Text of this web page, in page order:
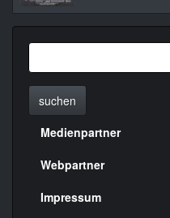
suchen
Menülinks
rechte
Seite
Medienpartner
Webpartner
Impressum